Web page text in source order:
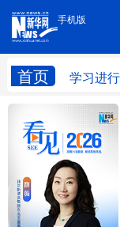
手机版
首页 学习进
手机版
学习进行时
国际
台湾
科技